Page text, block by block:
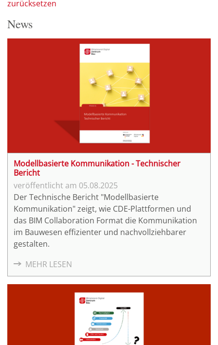
zurücksetzen
News
Modellbasierte Kommunikation - Technischer
Bericht
05.08.2025
Der Technische Bericht "Modellbasierte
Kommunikation" zeigt, wie CDE-Plattformen und
das BIM Collaboration Format die Kommunikation
im Bauwesen effizienter und nachvollziehbarer
gestalten.
MEHR LESEN